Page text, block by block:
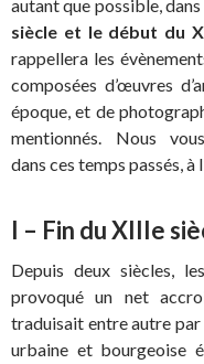
autant que possible,
siècle et le début du
rappellera les
composées d’œuvres
époque, et de
mentionnés. Nous
dans ces temps passés,
I – Fin du XIIIe
Depuis deux siècles,
provoqué un net
traduisait entre autre par
urbaine et bourgeoise